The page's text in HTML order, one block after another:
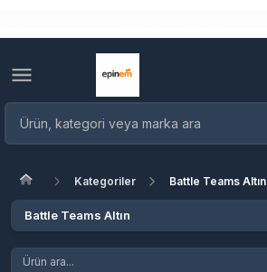
Kategoriler Battle Teams Altın
Battle Teams Altın